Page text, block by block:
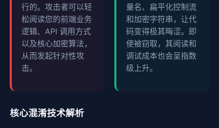
行的。攻击者可以轻
松阅读您的前端业务
逻辑、API 调用方式
以及核心加密算法，
从而发起针对性攻
击。
量名、扁平化控制流
和加密字符串，让代
码变得极其晦涩。即
使被窃取，其阅读和
调试成本也会呈指数
级上升。
核心混淆技术解析